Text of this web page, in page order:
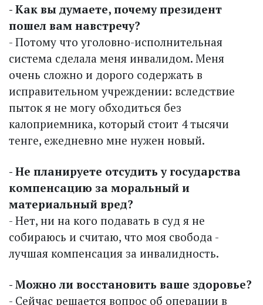
- Как вы думаете, почему президент
пошел вам навстречу?
- Потому что уголовно-исполнительная
система сделала меня инвалидом. Меня
очень сложно и дорого содержать в
исправительном учреж­дении: вследствие
пыток я не могу обходиться без
калоприемника, который стоит 4 тысячи
тенге, ежедневно мне нужен новый.
- Не планируете отсудить у государства
компенсацию за моральный и
материальный вред?
- Нет, ни на кого подавать в суд я не
собираюсь и считаю, что моя свобода -
лучшая компенсация за инвалидность.
- Можно ли восстановить ваше здоровье?
- Сейчас решается вопрос об операции в